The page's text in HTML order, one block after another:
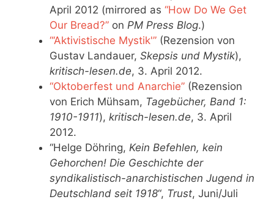
April 2012 (mirrored as “How Do We Get
Our Bread?” on PM Press Blog.)
“‘Aktivistische Mystik'” (Rezension von
Gustav Landauer, Skepsis und Mystik),
kritisch-lesen.de, 3. April 2012.
“Oktoberfest und Anarchie” (Rezension
von Erich Mühsam, Tagebücher, Band 1:
1910-1911), kritisch-lesen.de, 3. April
2012.
“Helge Döhring, Kein Befehlen, kein
Gehorchen! Die Geschichte der
syndikalistisch-anarchistischen Jugend in
Deutschland seit 1918“, Trust, Juni/Juli